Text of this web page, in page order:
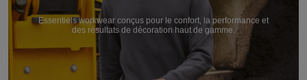
Essentiels workwear conçus pour le confort, la performance et
des résultats de décoration haut de gamme.